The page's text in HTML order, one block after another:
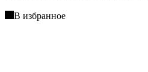
В избранное